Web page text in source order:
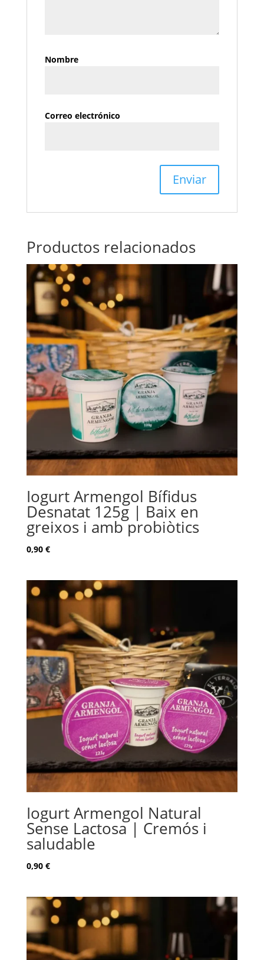
Nombre
Correo electrónico
Productos relacionados
Iogurt Armengol Bífidus
Desnatat 125g | Baix en
greixos i amb probiòtics
0,90 €
Iogurt Armengol Natural
Sense Lactosa | Cremós i
saludable
0,90 €